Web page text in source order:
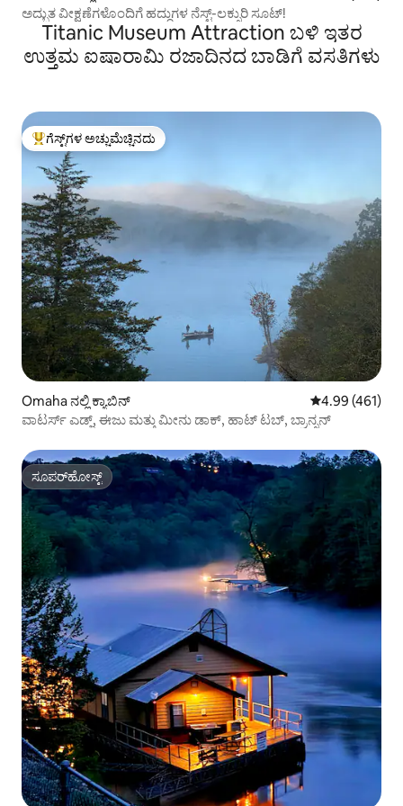
ಅದ್ಭುತ ವೀಕ್ಷಣೆಗಳೊಂದಿಗೆ ಹದ್ದುಗಳ ನೆಸ್ಟ್-ಲಕ್ಸುರಿ ಸೂಟ್!
Titanic Museum Attraction ಬಳಿ ಇತರ
ಉತ್ತಮ ಐಷಾರಾಮಿ ರಜಾದಿನದ ಬಾಡಿಗೆ ವಸತಿಗಳು
ಗೆಸ್ಟ್‌ಗಳಿಗೆ ಅತಿ ಹೆಚ್ಚು ಅಚ್ಚುಮೆಚ್ಚಿನದು
ಗೆಸ್ಟ್‌ಗಳ ಅಚ್ಚುಮೆಚ್ಚಿನದು
Omaha ನಲ್ಲಿ ಕ್ಯಾಬಿನ್ 5 ರಲ್ಲಿ 4.99
4.99 (461)
ವಾಟರ್ಸ್ ಎಡ್ಜ್, ಈಜು ಮತ್ತು ಮೀನು ಡಾಕ್, ಹಾಟ್ ಟಬ್, ಬ್ರಾನ್ಸನ್
ಸೂಪರ್‌ಹೋಸ್ಟ್
ಸೂಪರ್‌ಹೋಸ್ಟ್